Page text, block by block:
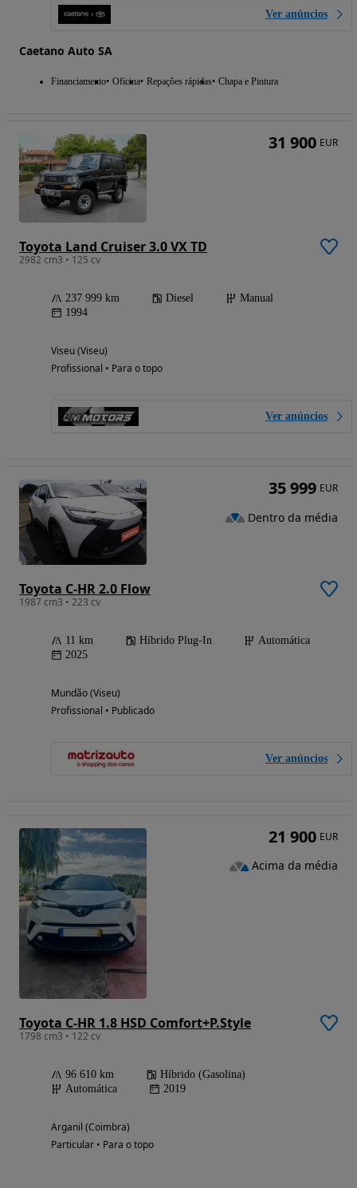
Ver anúncios
Caetano Auto SA
Financiamento Oficina Repações rápidas Chapa e Pintura
Toyota Land Cruiser 3.0 VX TD
2982 cm3 • 125 cv
237 999 km Diesel
Manual
1994
Viseu (Viseu)
Profissional • Para o topo
Ver anúncios
31 900 EUR
Toyota C-HR 2.0 Flow
1987 cm3 • 223 cv
11 km Híbrido Plug-In
Automática
2025
Mundão (Viseu)
Profissional • Publicado
Ver anúncios
35 999 EUR
Dentro da média
Toyota C-HR 1.8 HSD Comfort+P.Style
1798 cm3 • 122 cv
96 610 km
Híbrido (Gasolina)
Automática
2019
Arganil (Coimbra)
Particular • Para o topo
21 900 EUR
Acima da média